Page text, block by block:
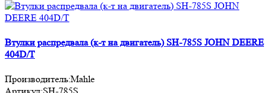
Втулки распредвала (к-т на двигатель) SH-785S JOHN DEERE
404D/T
Производитель:Mahle